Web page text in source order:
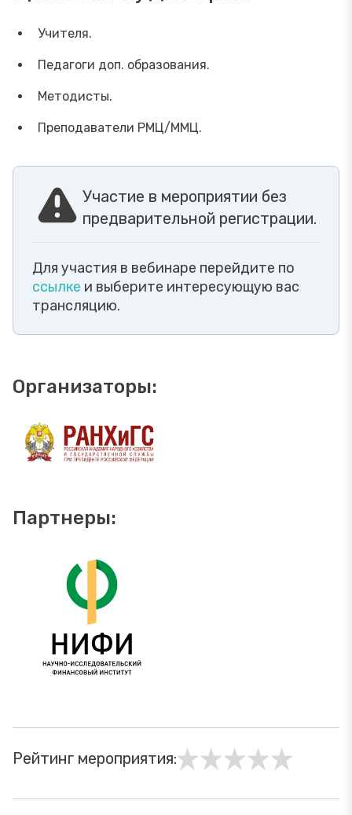
Учителя.
Педагоги доп. образования.
Методисты.
Преподаватели РМЦ/ММЦ.
Участие в мероприятии без
предварительной регистрации.
Для участия в вебинаре перейдите по
ссылке и выберите интересующую вас
трансляцию.
Организаторы:
Партнеры:
Рейтинг мероприятия: